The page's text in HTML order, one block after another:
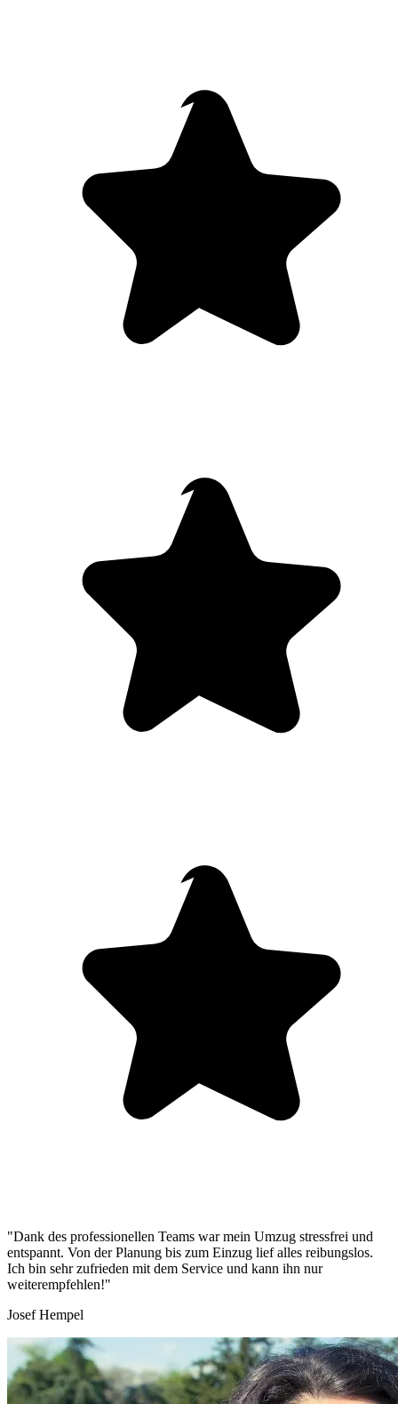
"Dank des professionellen Teams war mein Umzug stressfrei und
entspannt. Von der Planung bis zum Einzug lief alles reibungslos.
Ich bin sehr zufrieden mit dem Service und kann ihn nur
weiterempfehlen!"
Josef Hempel